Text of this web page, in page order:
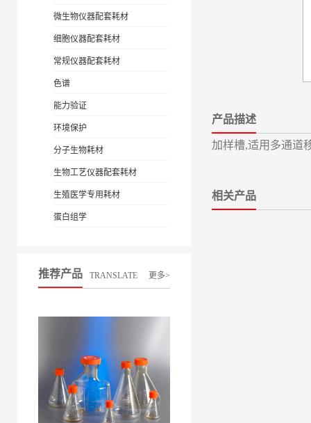
微生物仪器配套耗材
细胞仪器配套耗材
常规仪器配套耗材
色谱
能力验证
环境保护
分子生物耗材
生物工艺仪器配套耗材
生殖医学专用耗材
蛋白组学
推荐产品 TRANSLATE 更多>
产品描述
加样槽,适用多通道
相关产品